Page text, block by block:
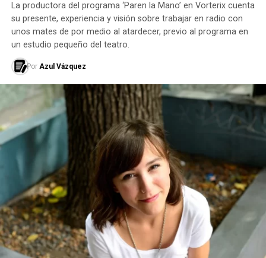
La productora del programa ‘Paren la Mano’ en Vorterix cuenta
su presente, experiencia y visión sobre trabajar en radio con
unos mates de por medio al atardecer, previo al programa en
un estudio pequeño del teatro.
Por Azul Vázquez